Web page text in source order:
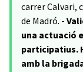
carrer Calvari,
de Madró. -
una actuació
participatius.
amb la